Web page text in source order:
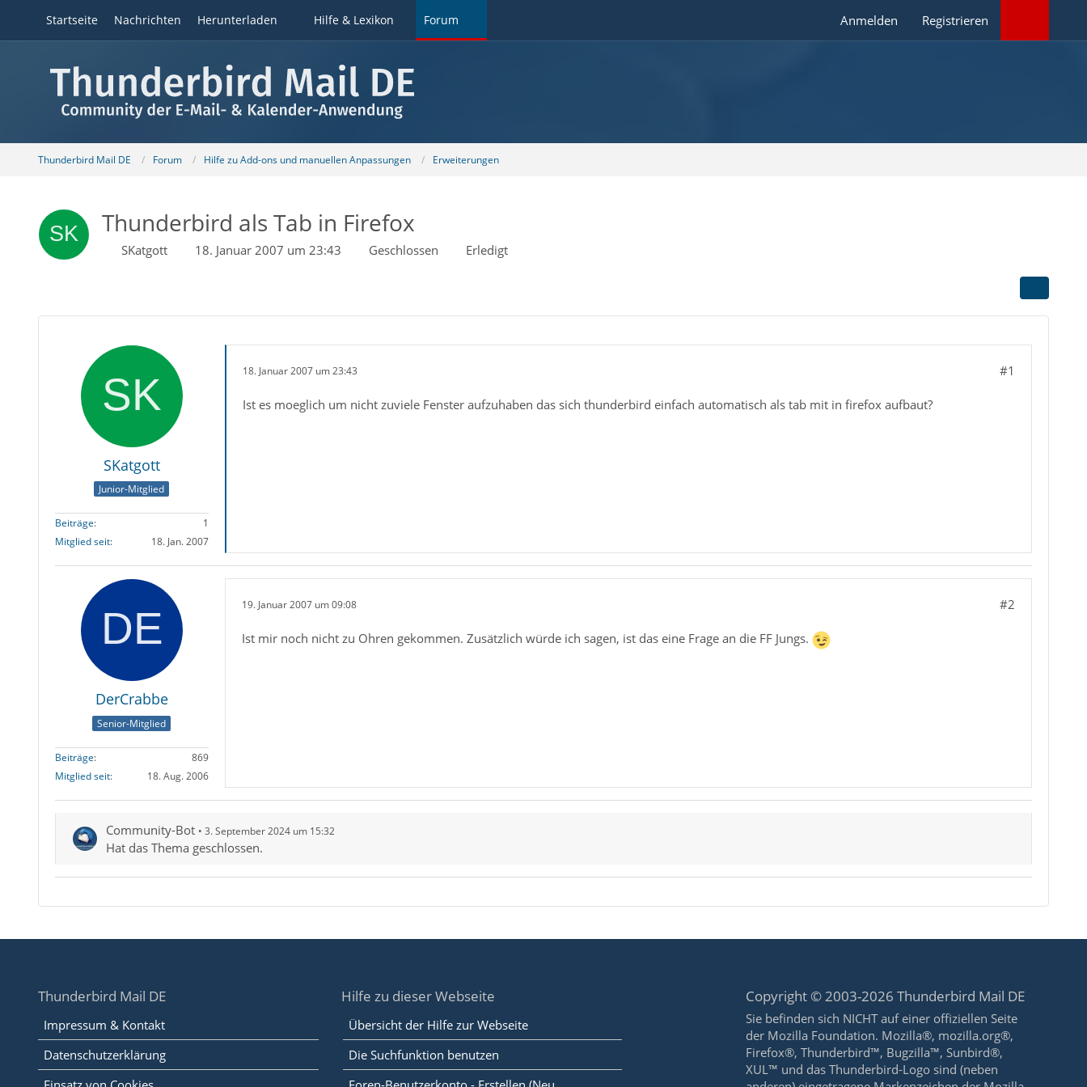
Startseite Nachrichten Herunterladen Hilfe & Lexikon Forum Anmelden Registrieren
Thunderbird Mail DE Forum Hilfe zu Add-ons und manuellen Anpassungen Erweiterungen
Thunderbird als Tab in Firefox
SKatgott 18. Januar 2007 um 23:43 Geschlossen Erledigt
SKatgott
Junior-Mitglied
Beiträge
1
Mitglied seit
18. Jan. 2007
18. Januar 2007 um 23:43 #1
Ist es moeglich um nicht zuviele Fenster aufzuhaben das sich thunderbird einfach automatisch als tab mit in firefox aufbaut?
DerCrabbe
Senior-Mitglied
Beiträge
869
Mitglied seit
18. Aug. 2006
19. Januar 2007 um 09:08 #2
Ist mir noch nicht zu Ohren gekommen. Zusätzlich würde ich sagen, ist das eine Frage an die FF Jungs.
Community-Bot 3. September 2024 um 15:32
Hat das Thema geschlossen.
Thunderbird Mail DE
Impressum & Kontakt
Datenschutzerklärung
Hilfe zu dieser Webseite
Übersicht der Hilfe zur Webseite
Die Suchfunktion benutzen
Copyright © 2003-2026 Thunderbird Mail DE
Sie befinden sich NICHT auf einer offiziellen Seite
der Mozilla Foundation. Mozilla®, mozilla.org®,
Firefox®, Thunderbird™, Bugzilla™, Sunbird®,
XUL™ und das Thunderbird-Logo sind (neben